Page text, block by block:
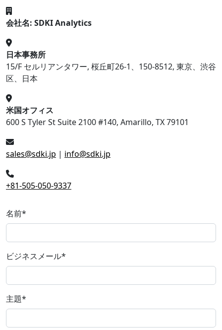
会社名: SDKI Analytics
日本事務所
15/F セルリアンタワー, 桜丘町26-1、150-8512, 東京、渋谷
区、日本
米国オフィス
600 S Tyler St Suite 2100 #140, Amarillo, TX 79101
sales@sdki.jp | info@sdki.jp
+81-505-050-9337
名前*
ビジネスメール*
主題*